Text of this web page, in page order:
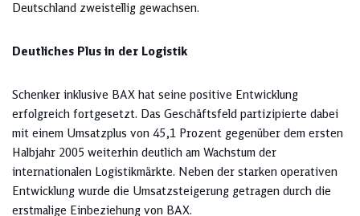
Deutschland zweistellig gewachsen.
Deutliches Plus in der Logistik
Schenker inklusive BAX hat seine positive Entwicklung
erfolgreich fortgesetzt. Das Geschäftsfeld partizipierte dabei
mit einem Umsatzplus von 45,1 Prozent gegenüber dem ersten
Halbjahr 2005 weiterhin deutlich am Wachstum der
internationalen Logistikmärkte. Neben der starken operativen
Entwicklung wurde die Umsatzsteigerung getragen durch die
erstmalige Einbeziehung von BAX.